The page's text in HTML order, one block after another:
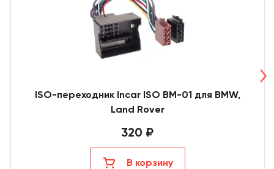
ISO-переходник Incar ISO BM-01 для BMW,
Land Rover
320 ₽
В корзину